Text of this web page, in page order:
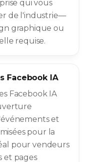
qui vous
de l'industrie—
graphique ou
requise.
Facebook IA
Facebook IA
et
pour la
pour vendeurs
et pages